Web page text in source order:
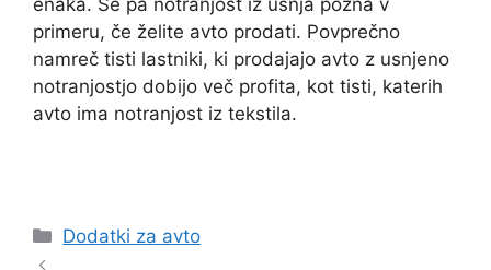
primeru, če želite avto prodati. Povprečno
namreč tisti lastniki, ki prodajajo avto z usnjeno
notranjostjo dobijo več profita, kot tisti, katerih
avto ima notranjost iz tekstila.
Categories
Dodatki za avto